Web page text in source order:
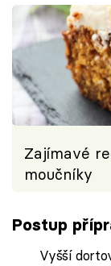
Zajímavé
moučníky
Postup
Vyšší